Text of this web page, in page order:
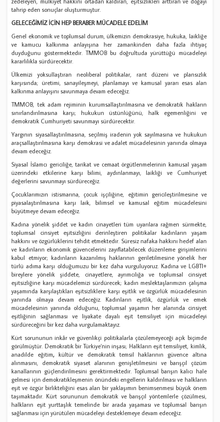
tahrip eden sonuçlar oluşturmuştur.
GELECEĞİMİZ İÇİN HEP BERABER MÜCADELE EDELİM
Genel ekonomik ve toplumsal durum, ülkemizin demokrasiye, hukuka, laikliğe
ve kamucu kalkınma anlayışına her zamankinden daha fazla ihtiyaç
duyduğunu göstermektedir. TMMOB bu doğrultuda yürüttüğü mücadeleyi
kararlılıkla sürdürecektir.
Ülkemizi yoksullaştıran neoliberal politikalar, rant düzeni ve plansızlık
karşısında; üretimi, sanayileşmeyi, planlamayı ve kamusal yararı esas alan
kalkınma anlayışını savunmaya devam edeceğiz.
TMMOB, tek adam rejiminin kurumsallaştırılmasına ve demokratik hakların
sınırlandırılmasına karşı; hukukun üstünlüğünü, halk egemenliğini ve
demokratik Cumhuriyeti savunmayı sürdürecektir.
Yargının siyasallaştırılmasına, seçilmiş iradenin yok sayılmasına ve hukukun
araçsallaştırılmasına karşı demokrasi ve adalet mücadelesinin yanında olmaya
devam edeceğiz.
Siyasal İslamcı gericiliğe, tarikat ve cemaat örgütlenmelerinin kamusal yaşam
üzerindeki etkilerine karşı bilimi, aydınlanmayı, laikliği ve Cumhuriyet
değerlerini savunmayı sürdüreceğiz.
Çocuklarımızın istismarına, çocuk işçiliğine, eğitimin gericileştirilmesine ve
piyasalaştırılmasına karşı laik, bilimsel ve kamusal eğitim mücadelesini
büyütmeye devam edeceğiz.
Kadına yönelik şiddet ve kadın cinayetleri tüm uyarılara rağmen sürmekte,
toplumsal cinsiyet eşitsizliğini derinleştiren politikalar kadınların yaşam
hakkını ve özgürlüklerini tehdit etmektedir. Süresiz nafaka hakkını hedef alan
ve kadınların ekonomik güvencelerini zayıflatabilecek düzenleme girişimlerini
kabul etmiyor; kadınların kazanılmış haklarının geriletilmesine yönelik her
türlü adıma karşı olduğumuzu bir kez daha vurguluyoruz. Kadına ve LGBTI+
bireylere yönelik şiddete, cinayetlere, ayrımcılığa ve toplumsal cinsiyet
eşitsizliğine karşı mücadelemizi sürdürecek; kadın meslektaşlarımızın çalışma
yaşamında karşılaştıkları eşitsizliklere karşı eşitlik ve özgürlük mücadelesinin
yanında olmaya devam edeceğiz. Kadınların eşitlik, özgürlük ve emek
mücadelesinin yanında olduğunu, toplumsal yaşamın her alanında cinsiyet
eşitliğinin sağlanması ve liyakate dayalı eşit temsiliyet için mücadeleyi
sürdüreceğini bir kez daha vurgulamaktayız.
Kürt sorununun inkâr ve güvenlikçi politikalarla çözülemeyeceği açık biçimde
görülmüştür. Demokratik bir Türkiye’nin inşası; Halkların eşit temsiliyet, kimlik,
anadilde eğitim,kültür ve demokratik temsil haklarının güvence altına
alınmasını, demokratik siyaset alanının genişletilmesini ve barışçıl çözüm
kanallarının güçlendirilmesini gerektirmektedir. Toplumsal barışın kalıcı hale
gelmesi için demokratikleşmenin önündeki engellerin kaldırılması ve halkların
eşit ve özgür birlikteliğini esas alan bir yaklaşımın benimsenmesi büyük önem
taşımaktadır. Kürt sorununun demokratik ve barışçıl yöntemlerle çözülmesi,
halkların eşit yurttaşlık temelinde bir arada yaşaması ve toplumsal barışın
sağlanması için yürütülen mücadeleyi desteklemeye devam edeceğiz.